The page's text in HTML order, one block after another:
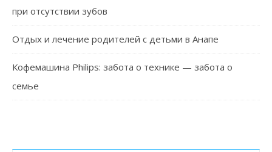
при отсутствии зубов
Отдых и лечение родителей с детьми в Анапе
Кофемашина Philips: забота о технике — забота о
семье